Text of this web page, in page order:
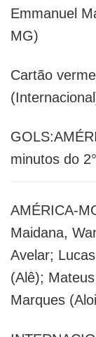
Emmanuel
MG)
Cartão
minutos do
AMÉRICA-
Maidana,
Avelar;
(Alê);
Marques